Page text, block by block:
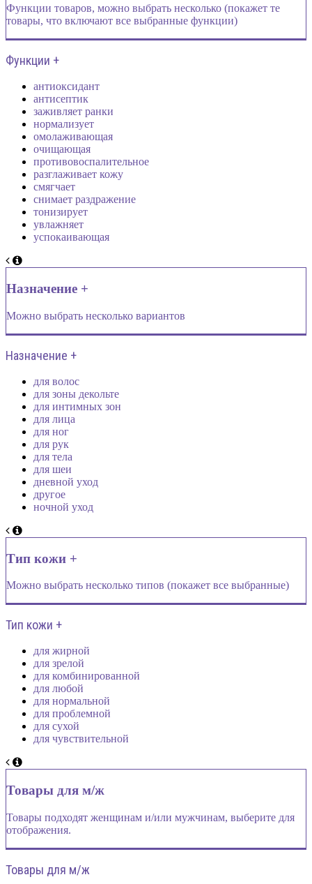
Функции товаров, можно выбрать несколько (покажет те
товары, что включают все выбранные функции)
Функции +
антиоксидант
антисептик
заживляет ранки
нормализует
омолаживающая
очищающая
противовоспалительное
разглаживает кожу
смягчает
снимает раздражение
тонизирует
увлажняет
успокаивающая
Назначение +
Можно выбрать несколько вариантов
Назначение +
для волос
для зоны декольте
для интимных зон
для лица
для ног
для рук
для тела
для шеи
дневной уход
другое
ночной уход
Тип кожи +
Можно выбрать несколько типов (покажет все выбранные)
Тип кожи +
для жирной
для зрелой
для комбинированной
для любой
для нормальной
для проблемной
для сухой
для чувствительной
Товары для м/ж
Товары подходят женщинам и/или мужчинам, выберите для
отображения.
Товары для м/ж